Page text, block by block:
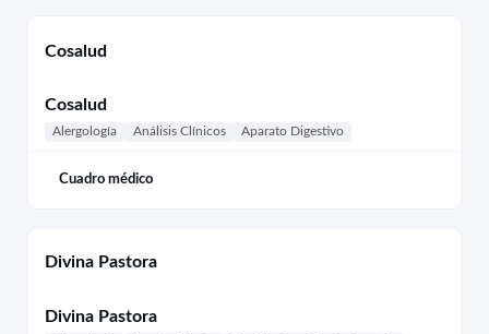
Cosalud
Cosalud
Alergología Análisis Clínicos Aparato Digestivo
Cuadro médico
Divina Pastora
Divina Pastora